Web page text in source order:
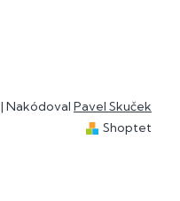
| Nakódoval Pavel Skuček
Shoptet